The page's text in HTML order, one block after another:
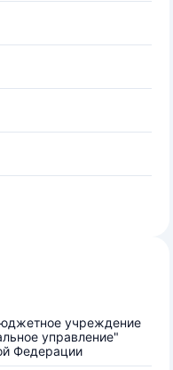
учреждение
управление"
Федерации